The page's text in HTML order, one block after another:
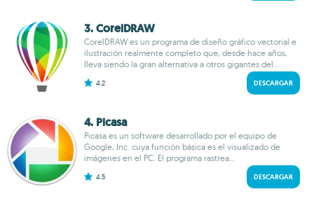
3. CorelDRAW
CorelDRAW es un programa de diseño gráfico vectorial e
ilustración realmente completo que, desde hace años,
lleva siendo la gran alternativa a otros gigantes del...
4.2 DESCARGAR
4. Picasa
Picasa es un software desarrollado por el equipo de
Google, Inc. cuya función básica es el visualizado de
imágenes en el PC. El programa rastrea...
4.5 DESCARGAR